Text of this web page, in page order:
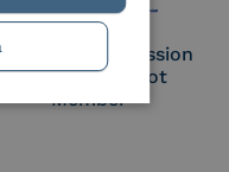
Commission
Large Scale Pilot
Member